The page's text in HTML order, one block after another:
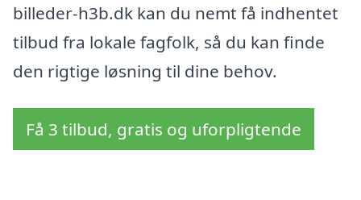
billeder-h3b.dk kan du nemt få indhentet
tilbud fra lokale fagfolk, så du kan finde
den rigtige løsning til dine behov.
Få 3 tilbud, gratis og uforpligtende